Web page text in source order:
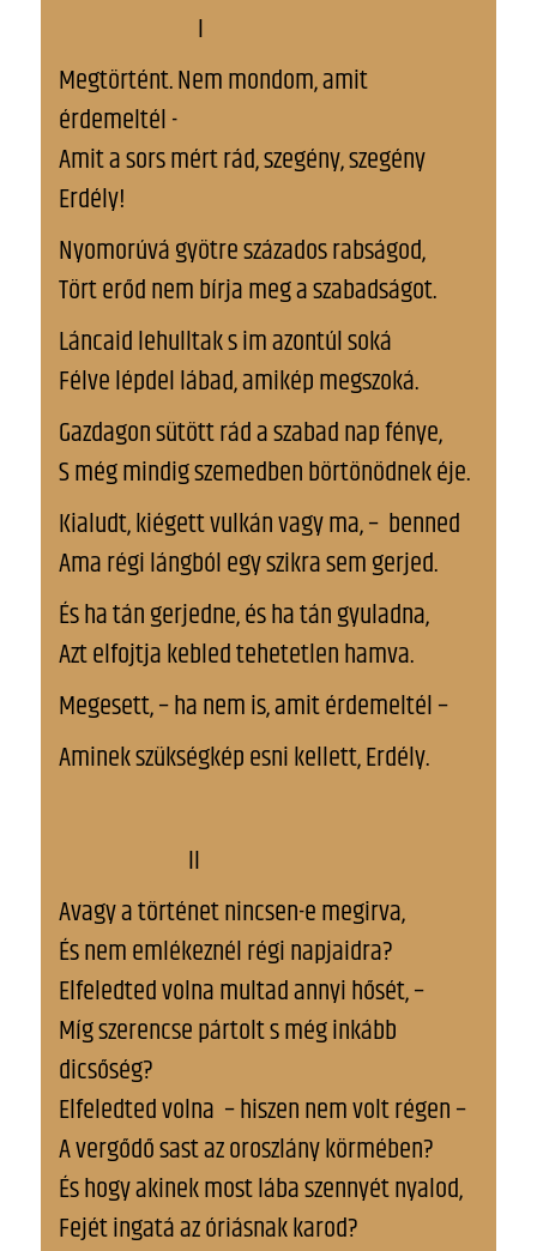
I
Megtörtént. Nem mondom, amit
érdemeltél -
Amit a sors mért rád, szegény, szegény
Erdély!
Nyomorúvá gyötre százados rabságod,
Tört erőd nem bírja meg a szabadságot.
Láncaid lehulltak s im azontúl soká
Félve lépdel lábad, amikép megszoká.
Gazdagon sütött rád a szabad nap fénye,
S még mindig szemedben börtönödnek éje.
Kialudt, kiégett vulkán vagy ma, – benned
Ama régi lángból egy szikra sem gerjed.
És ha tán gerjedne, és ha tán gyuladna,
Azt elfojtja kebled tehetetlen hamva.
Megesett, – ha nem is, amit érdemeltél –
Aminek szükségkép esni kellett, Erdély.
II
Avagy a történet nincsen-e megirva,
És nem emlékeznél régi napjaidra?
Elfeledted volna multad annyi hősét, –
Míg szerencse pártolt s még inkább
dicsőség?
Elfeledted volna – hiszen nem volt régen –
A vergődő sast az oroszlány körmében?
És hogy akinek most lába szennyét nyalod,
Fejét ingatá az óriásnak karod?